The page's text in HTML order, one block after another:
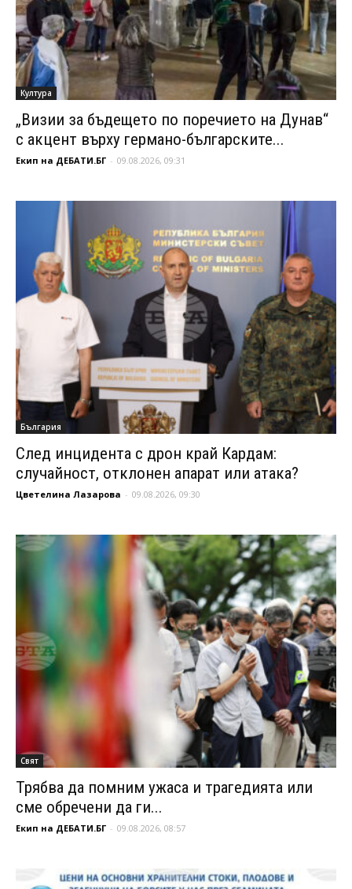
Култура
„Визии за бъдещето по поречието на Дунав“
с акцент върху германо-българските...
Екип на ДЕБАТИ.БГ - 09.08.2026, 09:31
България
След инцидента с дрон край Кардам:
случайност, отклонен апарат или атака?
Цветелина Лазарова - 09.08.2026, 09:30
Свят
Трябва да помним ужаса и трагедията или
сме обречени да ги...
Екип на ДЕБАТИ.БГ - 09.08.2026, 08:57